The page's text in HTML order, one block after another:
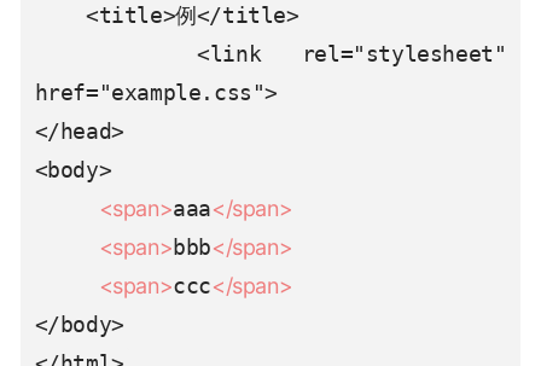
    <title>例</title>
    <link rel="stylesheet"
href="example.css">
</head>
<body>
<span>aaa</span>
<span>bbb</span>
<span>ccc</span>
</body>